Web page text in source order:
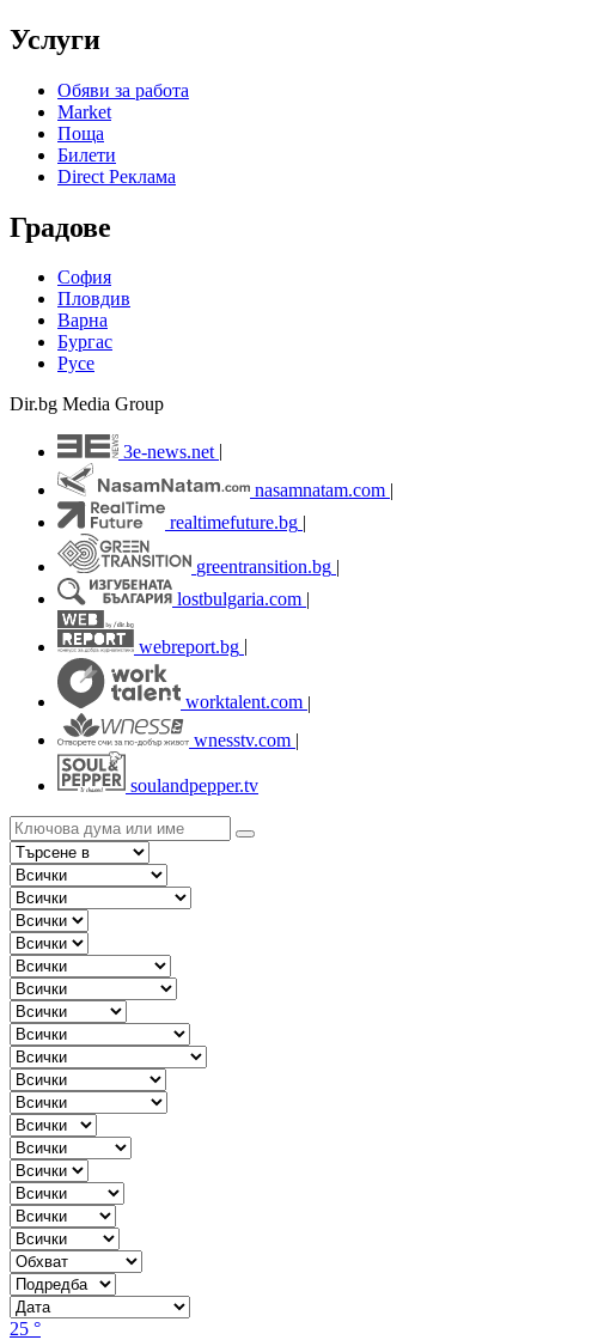
Услуги
Обяви за работа
Market
Поща
Билети
Direct Реклама
Градове
София
Пловдив
Варна
Бургас
Русе
Dir.bg Media Group
3e-news.net
nasamnatam.com |
realtimefuture.bg |
greentransition.bg |
lostbulgaria.com |
webreport.bg
worktalent.com |
wnesstv.com |
soulandpepper.tv
25 °